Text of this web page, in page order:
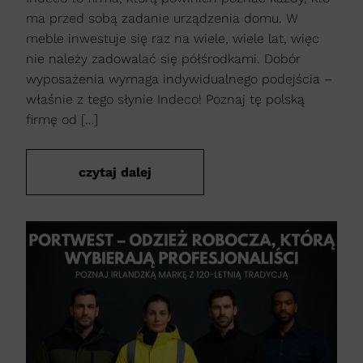
ma przed sobą zadanie urządzenia domu. W
meble inwestuje się raz na wiele, wiele lat, więc
nie należy zadowalać się półśrodkami. Dobór
wyposażenia wymaga indywidualnego podejścia –
właśnie z tego słynie Indeco! Poznaj tę polską
firmę od […]
czytaj dalej